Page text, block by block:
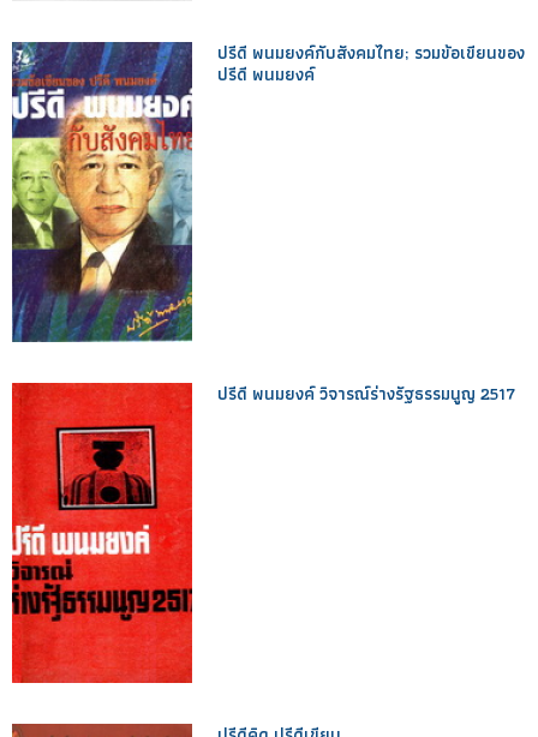
ปรีดี พนมยงค์กับสังคมไทย; รวมข้อเขียนของ
ปรีดี พนมยงค์
ปรีดี พนมยงค์ วิจารณ์ร่างรัฐธรรมนูญ 2517